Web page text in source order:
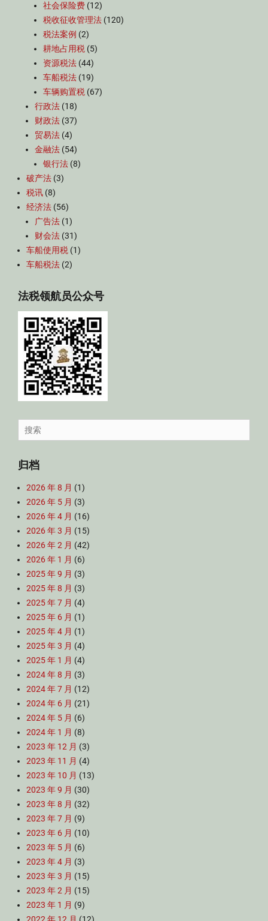
社会保险费 (12)
税收征收管理法 (120)
税法案例 (2)
耕地占用税 (5)
资源税法 (44)
车船税法 (19)
车辆购置税 (67)
行政法 (18)
财政法 (37)
贸易法 (4)
金融法 (54)
银行法 (8)
破产法 (3)
税讯 (8)
经济法 (56)
广告法 (1)
财会法 (31)
车船使用税 (1)
车船税法 (2)
法税领航员公众号
Search
for:
归档
2026 年 8 月 (1)
2026 年 5 月 (3)
2026 年 4 月 (16)
2026 年 3 月 (15)
2026 年 2 月 (42)
2026 年 1 月 (6)
2025 年 9 月 (3)
2025 年 8 月 (3)
2025 年 7 月 (4)
2025 年 6 月 (1)
2025 年 4 月 (1)
2025 年 3 月 (4)
2025 年 1 月 (4)
2024 年 8 月 (3)
2024 年 7 月 (12)
2024 年 6 月 (21)
2024 年 5 月 (6)
2024 年 1 月 (8)
2023 年 12 月 (3)
2023 年 11 月 (4)
2023 年 10 月 (13)
2023 年 9 月 (30)
2023 年 8 月 (32)
2023 年 7 月 (9)
2023 年 6 月 (10)
2023 年 5 月 (6)
2023 年 4 月 (3)
2023 年 3 月 (15)
2023 年 2 月 (15)
2023 年 1 月 (9)